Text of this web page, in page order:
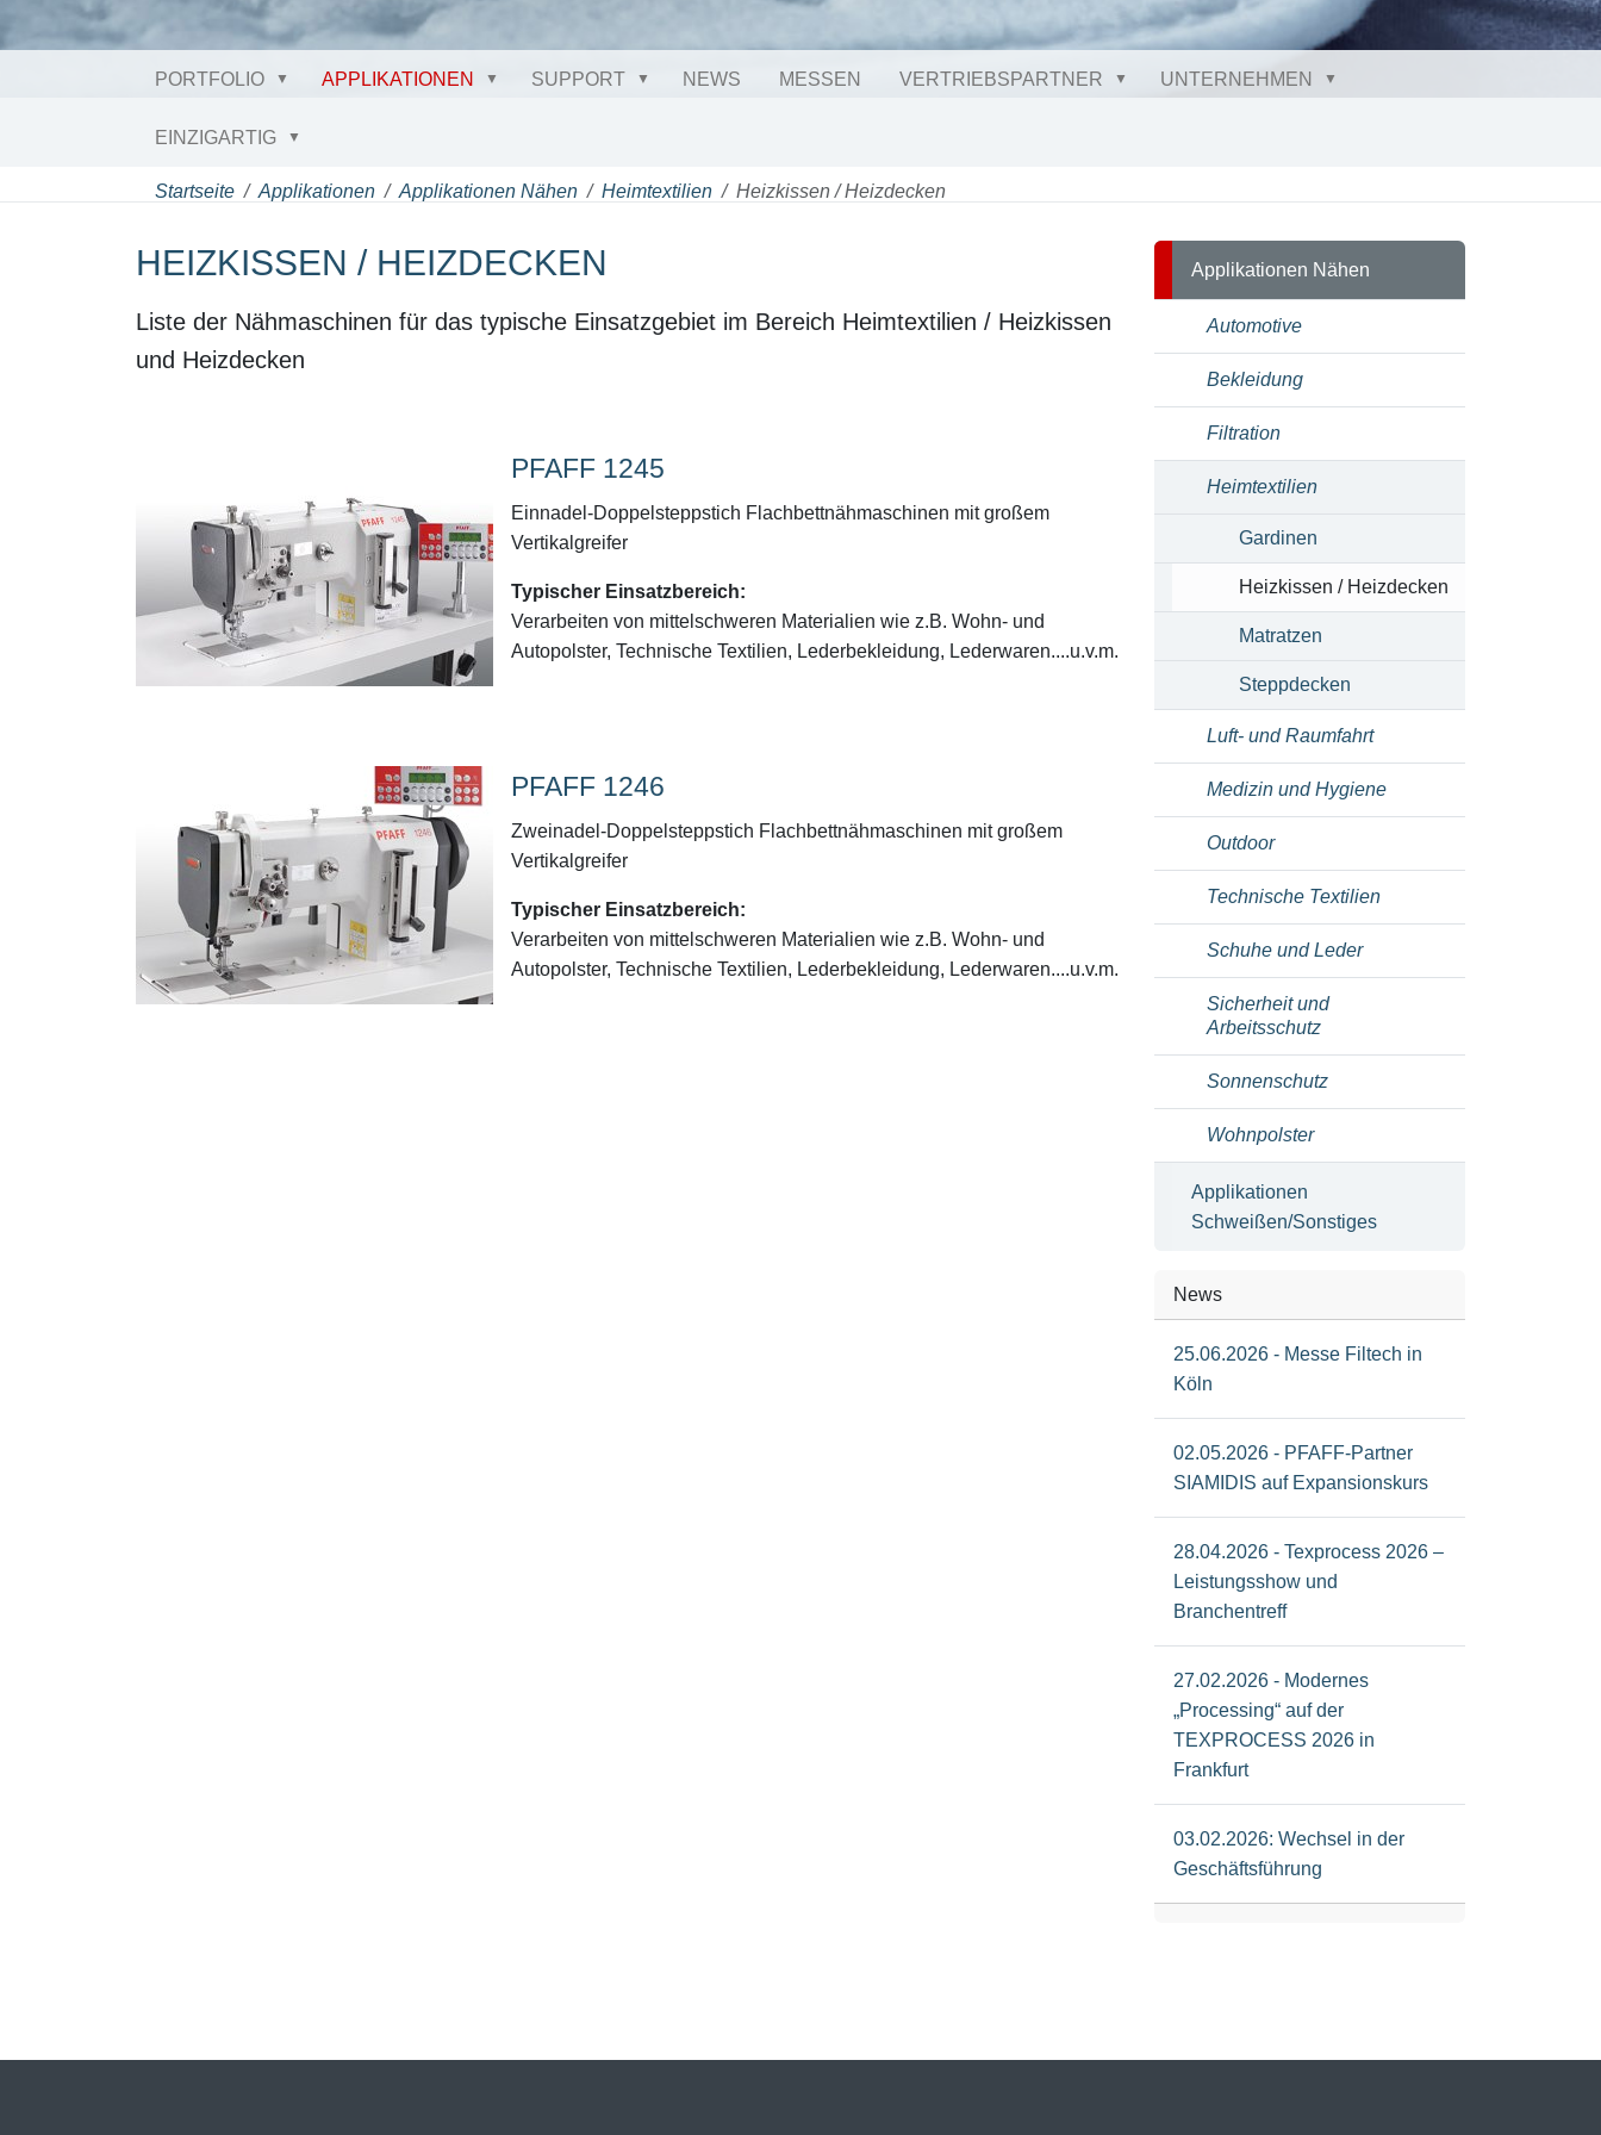
PORTFOLIO APPLIKATIONEN SUPPORT NEWS MESSEN VERTRIEBSPARTNER UNTERNEHMEN
EINZIGARTIG
Startseite Applikationen Applikationen Nähen Heimtextilien Heizkissen / Heizdecken
HEIZKISSEN / HEIZDECKEN
Liste der Nähmaschinen für das typische Einsatzgebiet im Bereich Heimtextilien / Heizkissen
und Heizdecken
PFAFF 1245
Einnadel-Doppelsteppstich Flachbettnähmaschinen mit großem
Vertikalgreifer
Typischer Einsatzbereich:
Verarbeiten von mittelschweren Materialien wie z.B. Wohn- und
Autopolster, Technische Textilien, Lederbekleidung, Lederwaren....u.v.m.
PFAFF 1246
Zweinadel-Doppelsteppstich Flachbettnähmaschinen mit großem
Vertikalgreifer
Typischer Einsatzbereich:
Verarbeiten von mittelschweren Materialien wie z.B. Wohn- und
Autopolster, Technische Textilien, Lederbekleidung, Lederwaren....u.v.m.
Applikationen Nähen
Automotive
Bekleidung
Filtration
Heimtextilien
Gardinen
Heizkissen / Heizdecken
Matratzen
Steppdecken
Luft- und Raumfahrt
Medizin und Hygiene
Outdoor
Technische Textilien
Schuhe und Leder
Sicherheit und
Arbeitsschutz
Sonnenschutz
Wohnpolster
Applikationen
Schweißen/Sonstiges
News
25.06.2026 - Messe Filtech in
Köln
02.05.2026 - PFAFF-Partner
SIAMIDIS auf Expansionskurs
28.04.2026 - Texprocess 2026 –
Leistungsshow und
Branchentreff
27.02.2026 - Modernes
„Processing“ auf der
TEXPROCESS 2026 in
Frankfurt
03.02.2026: Wechsel in der
Geschäftsführung